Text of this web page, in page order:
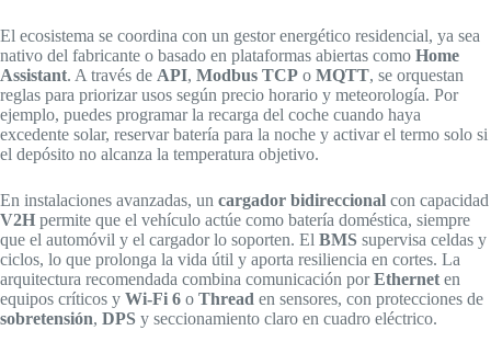
El ecosistema se coordina con un gestor energético residencial, ya sea
nativo del fabricante o basado en plataformas abiertas como Home
Assistant. A través de API, Modbus TCP o MQTT, se orquestan
reglas para priorizar usos según precio horario y meteorología. Por
ejemplo, puedes programar la recarga del coche cuando haya
excedente solar, reservar batería para la noche y activar el termo solo si
el depósito no alcanza la temperatura objetivo.
En instalaciones avanzadas, un cargador bidireccional con capacidad
V2H permite que el vehículo actúe como batería doméstica, siempre
que el automóvil y el cargador lo soporten. El BMS supervisa celdas y
ciclos, lo que prolonga la vida útil y aporta resiliencia en cortes. La
arquitectura recomendada combina comunicación porEthernet en
equipos críticos y Wi‑Fi 6 o Thread en sensores, con protecciones de
sobretensión, DPS y seccionamiento claro en cuadro eléctrico.